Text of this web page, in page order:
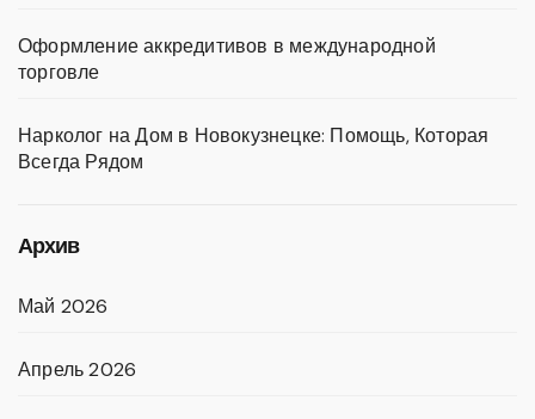
Оформление аккредитивов в международной
торговле
Нарколог на Дом в Новокузнецке: Помощь, Которая
Всегда Рядом
Архив
Май 2026
Апрель 2026